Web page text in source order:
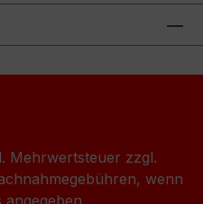
Mehrwertsteuer zzgl.
wenn